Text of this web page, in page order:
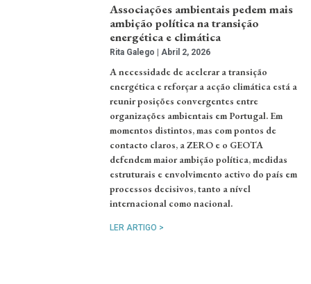
Associações ambientais pedem mais
ambição política na transição
energética e climática
Rita Galego Abril 2, 2026
A necessidade de acelerar a transição
energética e reforçar a acção climática está a
reunir posições convergentes entre
organizações ambientais em Portugal. Em
momentos distintos, mas com pontos de
contacto claros, a ZERO e o GEOTA
defendem maior ambição política, medidas
estruturais e envolvimento activo do país em
processos decisivos, tanto a nível
internacional como nacional.
LER ARTIGO >